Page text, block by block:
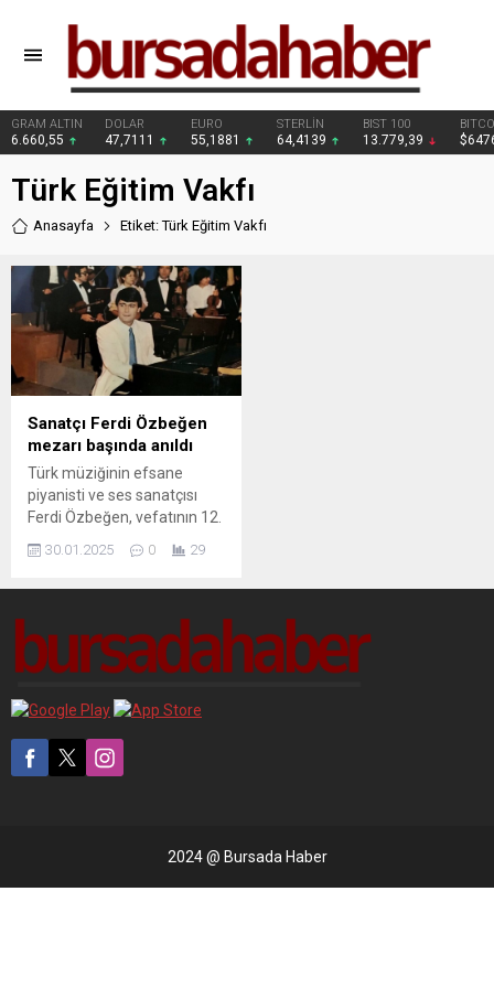
GRAM ALTIN
6.660,55
DOLAR
47,7111
EURO
55,1881
STERLİN
64,4139
BIST 100
13.779,39
Türk Eğitim Vakfı
Anasayfa Etiket: Türk Eğitim Vakfı
Sanatçı Ferdi Özbeğen
mezarı başında anıldı
Türk müziğinin efsane
piyanisti ve ses sanatçısı
Ferdi Özbeğen, vefatının 12.
Eğitim Vakfı (TEV)
30.01.2025 0 29
2024 @ Bursada Haber